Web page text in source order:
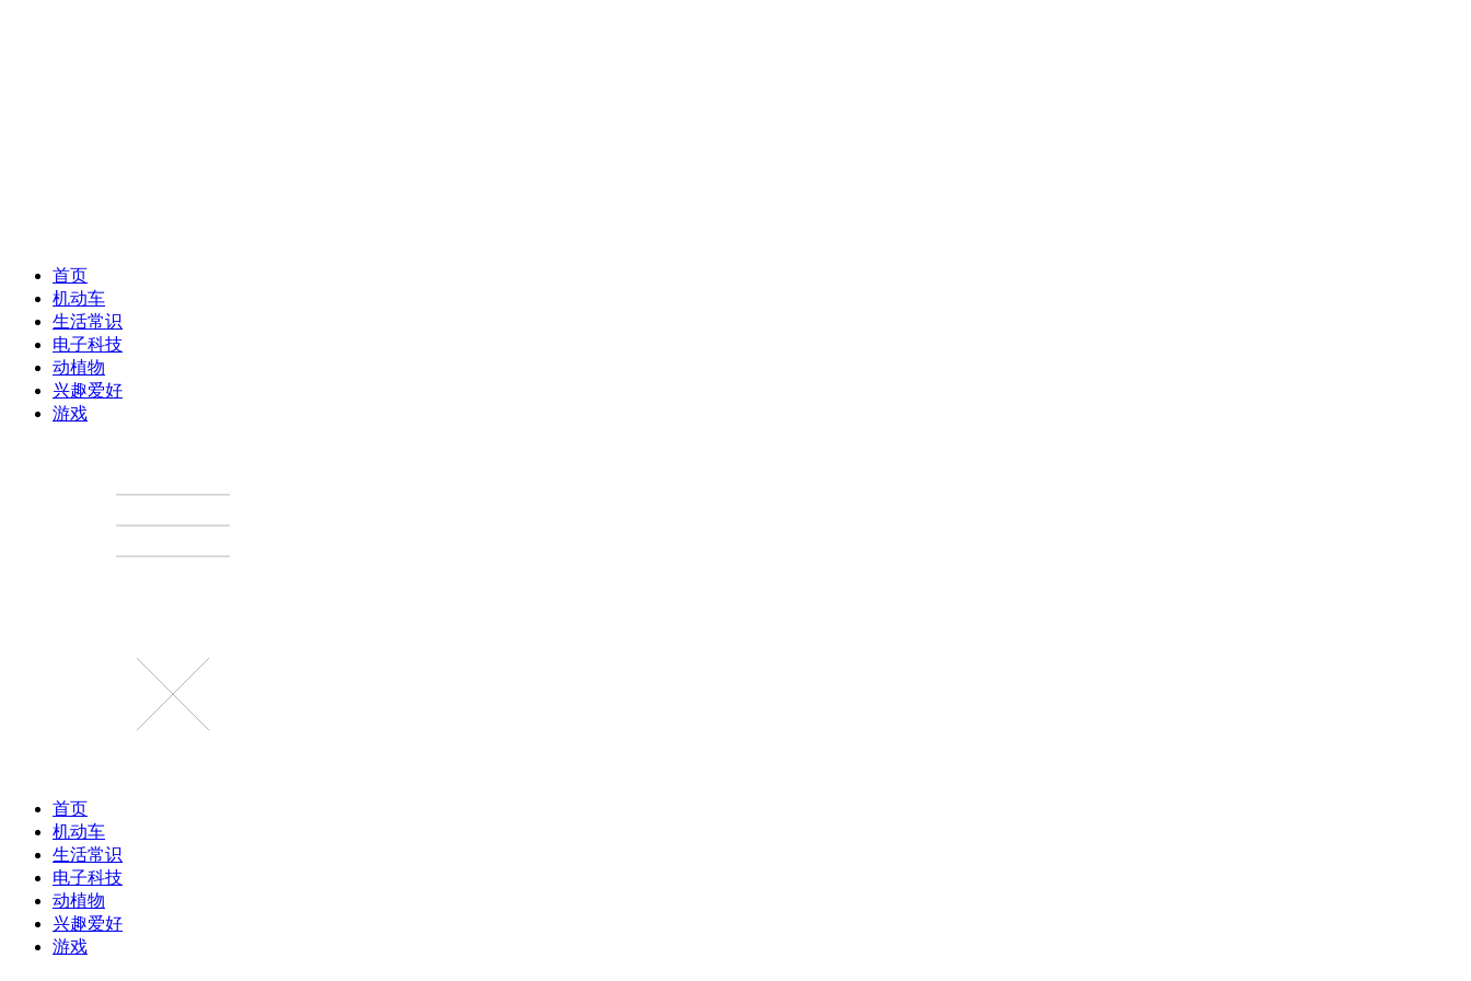
首页
机动车
生活常识
电子科技
动植物
兴趣爱好
游戏
首页
机动车
生活常识
电子科技
动植物
兴趣爱好
游戏